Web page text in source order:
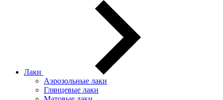
Лаки
Аэрозольные лаки
Глянцевые лаки